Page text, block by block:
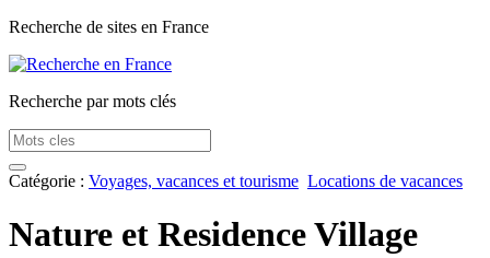
Recherche de sites en France
Recherche par mots clés
Catégorie : Voyages, vacances et tourisme Locations de vacances
Nature et Residence Village